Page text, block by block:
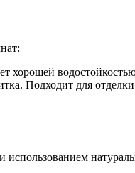
хорошей
Подходит для